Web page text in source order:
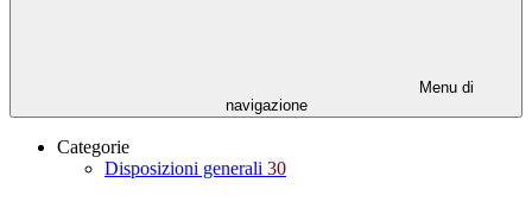
Menu di
navigazione
Categorie
Disposizioni generali 30